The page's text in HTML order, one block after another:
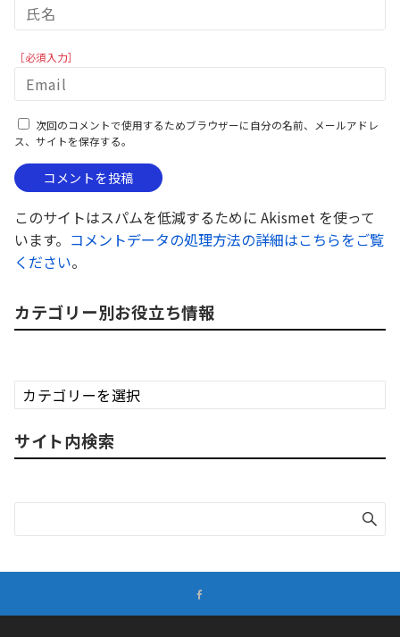
［必須入力］
次回のコメントで使用するためブラウザーに自分の名前、メールアドレ
ス、サイトを保存する。
このサイトはスパムを低減するために Akismet を使って
います。 コメントデータの処理方法の詳細はこちらをご覧
ください。
カテゴリー別お役立ち情報
カ
テ
リ
ー
お
立
サイト内検索